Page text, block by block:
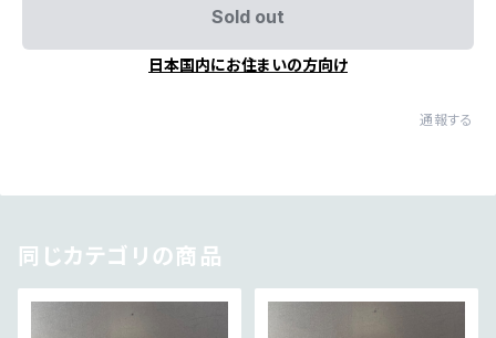
Sold out
日本国内にお住まいの方向け
通報する
同じカテゴリの商品